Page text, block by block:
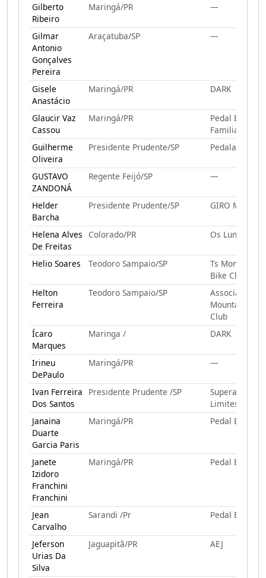
Gilberto
Ribeiro
Maringá/PR —
Gilmar
Antonio
Gonçalves
Pereira
Araçatuba/SP —
Gisele
Anastácio
Maringá/PR DARK
Glaucir Vaz
Cassou
Maringá/PR
Pedal Em
Familia
Guilherme
Oliveira
Presidente Prudente/SP Pedalada
GUSTAVO
ZANDONÁ
Regente Feijó/SP —
Helder
Barcha
Presidente Prudente/SP GIRO MTB
Helena Alves
De Freitas
Colorado/PR Os Lunático
Helio Soares Teodoro Sampaio/SP
Ts Montain
Bike Club
Helton
Ferreira
Teodoro Sampaio/SP
Associação TS
Mountain Bike
Club
Ícaro
Marques
Maringa / DARK
Irineu
DePaulo
Maringá/PR —
Ivan Ferreira
Dos Santos
Presidente Prudente /SP
Superando
Limites
Janaina
Duarte
Garcia Paris
Maringá/PR Pedal E Gole
Janete
Izidoro
Franchini
Franchini
Maringá/PR Pedal E Gole
Jean
Carvalho
Sarandi /Pr Pedal E Gole
Jeferson
Urias Da
Silva
Jaguapitã/PR AEJ